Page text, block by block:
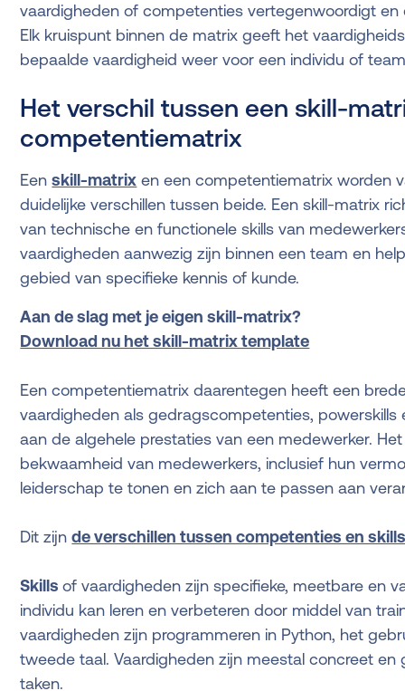
vaardigheden of competenties vertegenwoordigt
Elk kruispunt binnen de matrix geeft het
bepaalde vaardigheid weer voor een individu of
Het verschil tussen een skill-
competentiematrix
Eenskill-matrix en een competentiematrix worden
duidelijke verschillen tussen beide. Een skill-matrix
van technische en functionele skills van
vaardigheden aanwezig zijn binnen een team en
gebied van specifieke kennis of kunde.
Aan de slag met je eigen skill-matrix?
Download nu het skill-matrix template
Een competentiematrix daarentegen heeft een
vaardigheden als gedragscompetenties,
aan de algehele prestaties van een medewerker.
bekwaamheid van medewerkers, inclusief hun
leiderschap te tonen en zich aan te passen aan
Dit zijnde verschillen tussen competenties en
Skillsof vaardigheden zijn specifieke, meetbare en
individu kan leren en verbeteren door middel van
vaardigheden zijn programmeren in Python, het
tweede taal. Vaardigheden zijn meestal concreet
taken.